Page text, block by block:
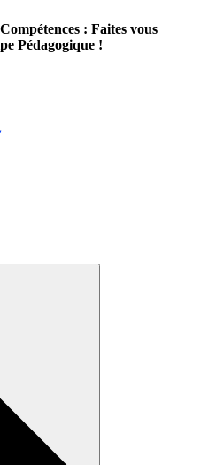
: Faites vous
Pédagogique !